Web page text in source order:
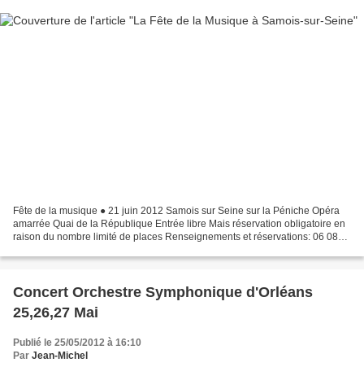
Fête de la musique ● 21 juin 2012 Samois sur Seine sur la Péniche Opéra
amarrée Quai de la République Entrée libre Mais réservation obligatoire en
raison du nombre limité de places Renseignements et réservations: 06 08
Concert Orchestre Symphonique d'Orléans
25,26,27 Mai
Publié le 25/05/2012 à 16:10
Par Jean-Michel